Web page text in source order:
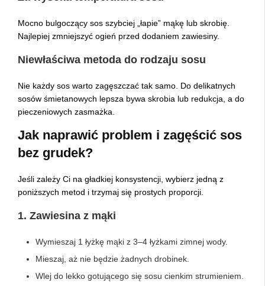
Mocno bulgoczący sos szybciej „łapie” mąkę lub skrobię.
Najlepiej zmniejszyć ogień przed dodaniem zawiesiny.
Niewłaściwa metoda do rodzaju sosu
Nie każdy sos warto zagęszczać tak samo. Do delikatnych
sosów śmietanowych lepsza bywa skrobia lub redukcja, a do
pieczeniowych zasmażka.
Jak naprawić problem i zagęścić sos
bez grudek?
Jeśli zależy Ci na gładkiej konsystencji, wybierz jedną z
poniższych metod i trzymaj się prostych proporcji.
1. Zawiesina z mąki
Wymieszaj 1 łyżkę mąki z 3–4 łyżkami zimnej wody.
Mieszaj, aż nie będzie żadnych drobinek.
Wlej do lekko gotującego się sosu cienkim strumieniem.